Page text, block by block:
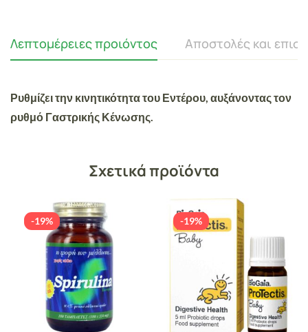
Λεπτομέρειες προιόντος Αποστολές και
Ρυθμίζει την κινητικότητα του Εντέρου, αυξάνοντας τον
ρυθμό Γαστρικής Κένωσης.
Σχετικά προϊόντα
-19% -19%